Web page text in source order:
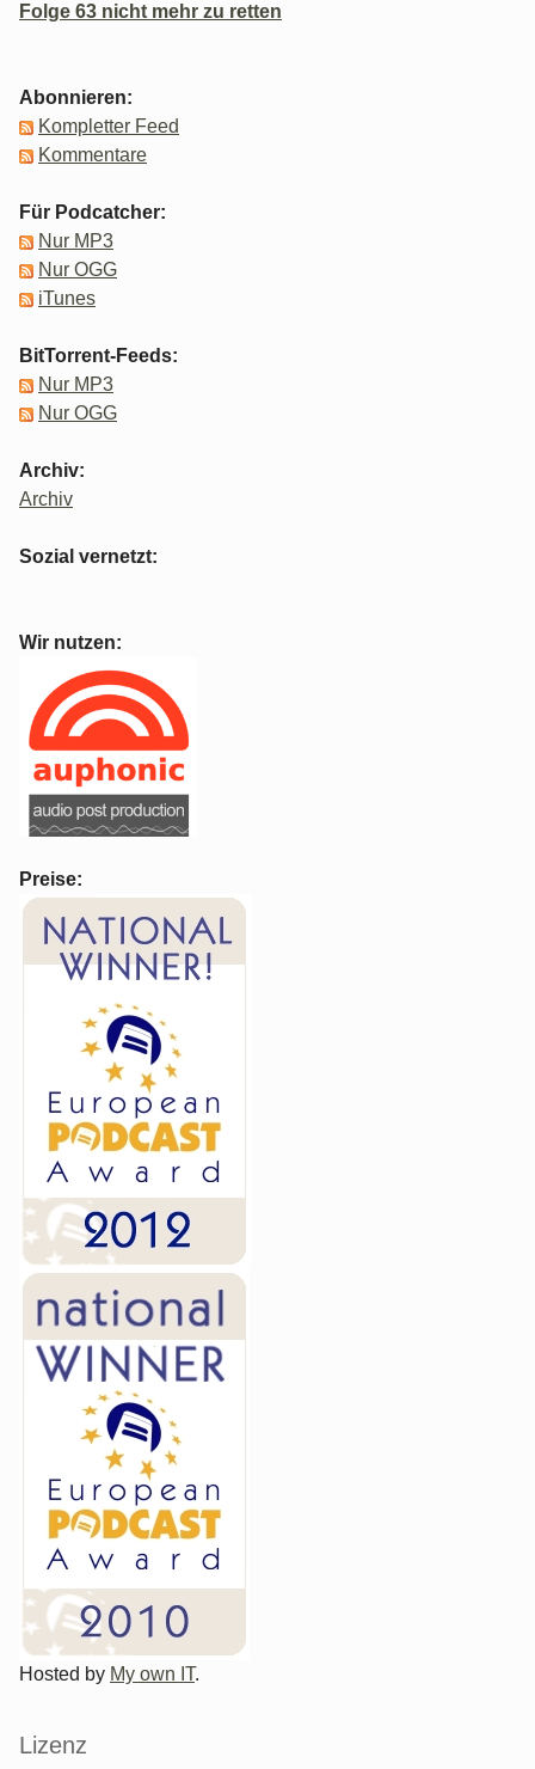
Folge 63 nicht mehr zu retten
Abonnieren:
Kompletter Feed
Kommentare
Für Podcatcher:
Nur MP3
Nur OGG
iTunes
BitTorrent-Feeds:
Nur MP3
Nur OGG
Archiv:
Archiv
Sozial vernetzt:
Wir nutzen:
Preise:
Hosted by My own IT.
Lizenz